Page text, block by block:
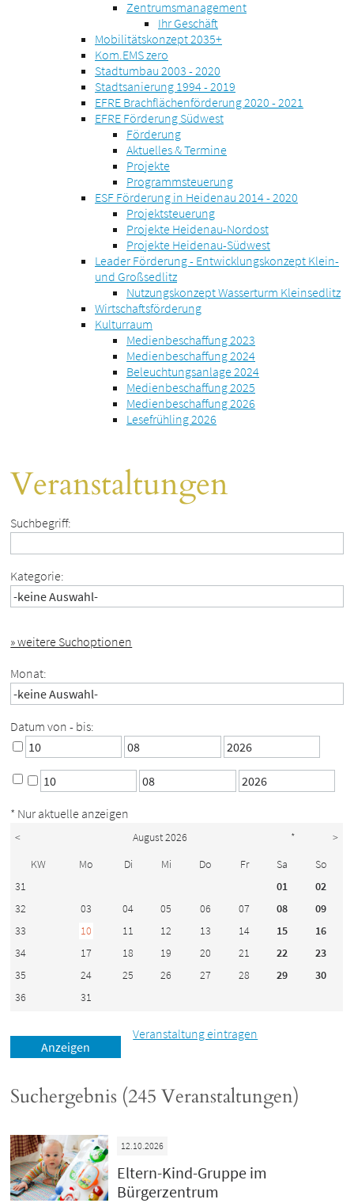
Zentrumsmanagement
Ihr Geschäft
Mobilitätskonzept 2035+
Kom.EMS zero
Stadtumbau 2003 - 2020
Stadtsanierung 1994 - 2019
EFRE Brachflächenförderung 2020 - 2021
EFRE Förderung Südwest
Förderung
Aktuelles & Termine
Projekte
Programmsteuerung
ESF Förderung in Heidenau 2014 - 2020
Projektsteuerung
Projekte Heidenau-Nordost
Projekte Heidenau-Südwest
Leader Förderung - Entwicklungskonzept Klein-
und Großsedlitz
Nutzungskonzept Wasserturm Kleinsedlitz
Wirtschaftsförderung
Kulturraum
Medienbeschaffung 2023
Medienbeschaffung 2024
Beleuchtungsanlage 2024
Medienbeschaffung 2025
Medienbeschaffung 2026
Lesefrühling 2026
Veranstaltungen
Suchbegriff:
Kategorie:
» weitere Suchoptionen
Monat:
Datum von - bis:
* Nur aktuelle anzeigen
< August 2026 *
>
KW
Mo Di Mi Do Fr Sa
So
31
01
02
32
03 04 05 06 07 08
09
33
10 11 12 13 14 15
16
34
17 18 19 20 21 22
23
35
24 25 26 27 28 29
30
36
31
Veranstaltung eintragen
Suchergebnis (245 Veranstaltungen)
12.10.2026
Eltern-Kind-Gruppe im
Bürgerzentrum